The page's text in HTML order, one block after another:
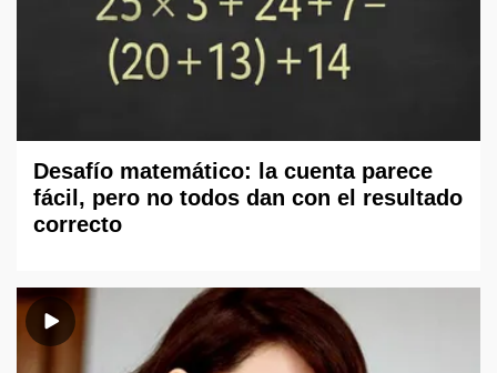
Desafío matemático: la cuenta parece
fácil, pero no todos dan con el resultado
correcto